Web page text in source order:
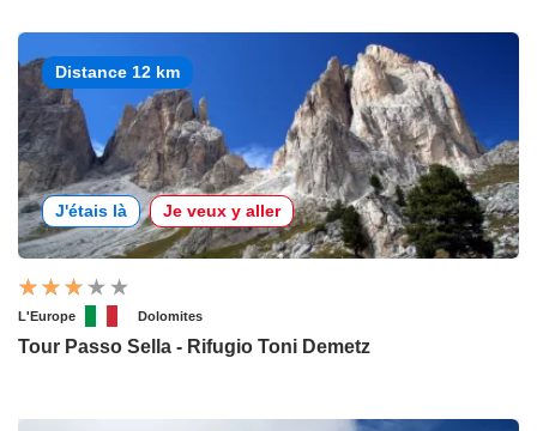
Distance 12 km
J'étais là Je veux y aller
L'Europe Dolomites
Tour Passo Sella - Rifugio Toni Demetz